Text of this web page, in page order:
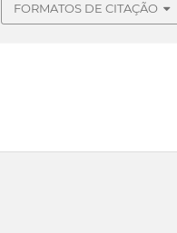
FORMATOS DE CITAÇÃO